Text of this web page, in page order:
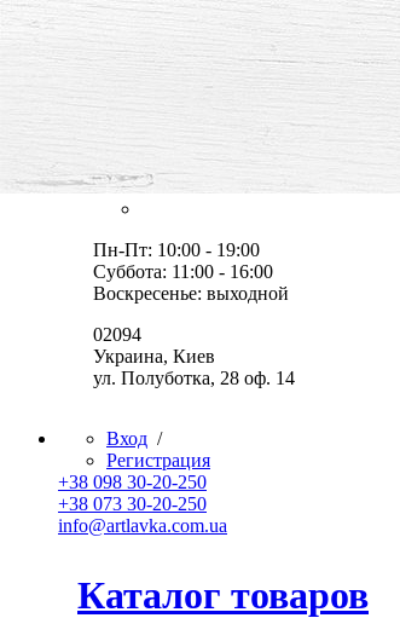
все для творчества и хобби,
товары, мастер-классы, идеи
Оплата и доставка
Контакты
Пн-Пт: 10:00 - 19:00
Суббота: 11:00 - 16:00
Воскресенье: выходной
02094
Украина, Киев
ул. Полуботка, 28 оф. 14
Вход /
Регистрация
+38 098 30-20-250
+38 073 30-20-250
info@artlavka.com.ua
Каталог товаров